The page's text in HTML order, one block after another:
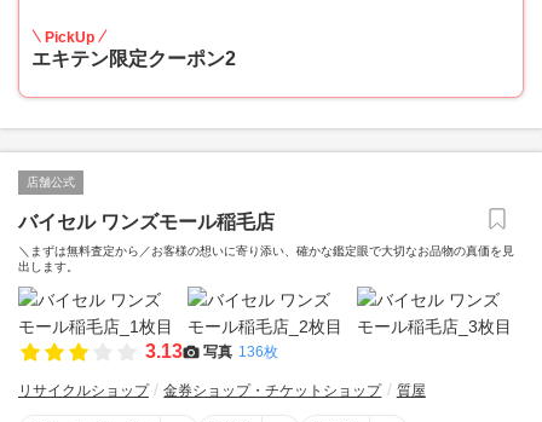
PickUp
エキテン限定クーポン2
店舗公式
バイセル ワンズモール稲毛店
＼まずは無料査定から／お客様の想いに寄り添い、確かな鑑定眼で大切なお品物の真価を見
出します。
3.13 写真 136枚
リサイクルショップ 金券ショップ・チケットショップ 質屋